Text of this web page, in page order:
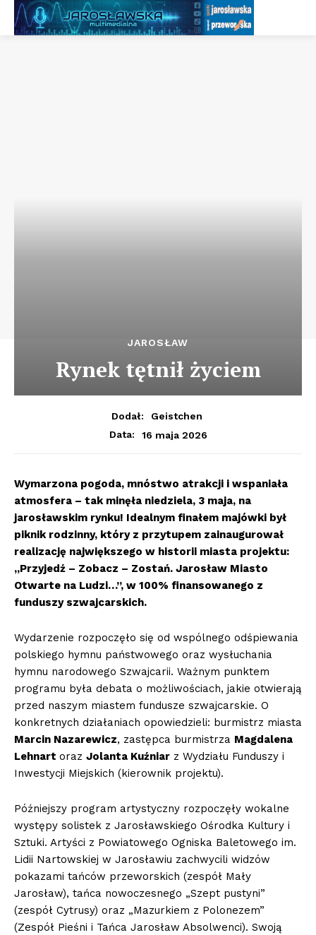
JAROSŁAW
Rynek tętnił życiem
Dodał:
Geistchen
Data:
16 maja 2026
Wymarzona pogoda, mnóstwo atrakcji i wspaniała
atmosfera – tak minęła niedziela, 3 maja, na
jarosławskim rynku! Idealnym finałem majówki był
piknik rodzinny, który z przytupem zainaugurował
realizację największego w historii miasta projektu:
„Przyjedź – Zobacz – Zostań. Jarosław Miasto
Otwarte na Ludzi…”, w 100% finansowanego z
funduszy szwajcarskich.
Wydarzenie rozpoczęło się od wspólnego odśpiewania
polskiego hymnu państwowego oraz wysłuchania
hymnu narodowego Szwajcarii. Ważnym punktem
programu była debata o możliwościach, jakie otwierają
przed naszym miastem fundusze szwajcarskie. O
konkretnych działaniach opowiedzieli: burmistrz miasta
Marcin Nazarewicz, zastępca burmistrza Magdalena
Lehnart oraz Jolanta Kuźniar z Wydziału Funduszy i
Inwestycji Miejskich (kierownik projektu).
Późniejszy program artystyczny rozpoczęły wokalne
występy solistek z Jarosławskiego Ośrodka Kultury i
Sztuki. Artyści z Powiatowego Ogniska Baletowego im.
Lidii Nartowskiej w Jarosławiu zachwycili widzów
pokazami tańców przeworskich (zespół Mały
Jarosław), tańca nowoczesnego „Szept pustyni”
(zespół Cytrusy) oraz „Mazurkiem z Polonezem”
(Zespół Pieśni i Tańca Jarosław Absolwenci). Swoją